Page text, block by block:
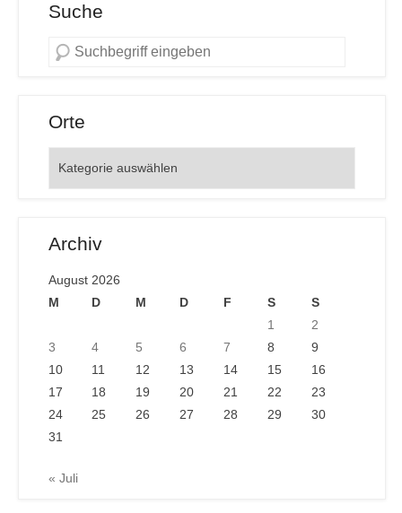
Suche
Orte
Archiv
August 2026
M
D M D F S
S
1
2
3
4 5 6 7 8
9
10
11 12 13 14 15
16
17
18 19 20 21 22
23
24
25 26 27 28 29
30
31
« Juli